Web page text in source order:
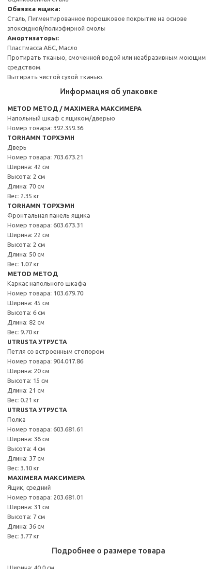
Обвязка ящика:
Сталь, Пигментированное порошковое покрытие на основе
эпоксидной/полиэфирной смолы
Амортизаторы:
Пластмасса АБС, Масло
Протирать тканью, смоченной водой или неабразивным моющим
средством.
Вытирать чистой сухой тканью.
Информация об упаковке
METOD МЕТОД / MAXIMERA МАКСИМЕРА
Напольный шкаф с ящиком/дверью
Номер товара: 392.359.36
TORHAMN ТОРХЭМН
Дверь
Номер товара: 703.673.21
Ширина: 42 см
Высота: 2 см
Длина: 70 см
Вес: 2.35 кг
TORHAMN ТОРХЭМН
Фронтальная панель ящика
Номер товара: 603.673.31
Ширина: 22 см
Высота: 2 см
Длина: 50 см
Вес: 1.07 кг
METOD МЕТОД
Каркас напольного шкафа
Номер товара: 103.679.70
Ширина: 45 см
Высота: 6 см
Длина: 82 см
Вес: 9.70 кг
UTRUSTA УТРУСТА
Петля со встроенным стопором
Номер товара: 904.017.86
Ширина: 20 см
Высота: 15 см
Длина: 21 см
Вес: 0.21 кг
UTRUSTA УТРУСТА
Полка
Номер товара: 603.681.61
Ширина: 36 см
Высота: 4 см
Длина: 37 см
Вес: 3.10 кг
MAXIMERA МАКСИМЕРА
Ящик, средний
Номер товара: 203.681.01
Ширина: 31 см
Высота: 7 см
Длина: 36 см
Вес: 3.77 кг
Подробнее о размере товара
Ширина: 40.0 см